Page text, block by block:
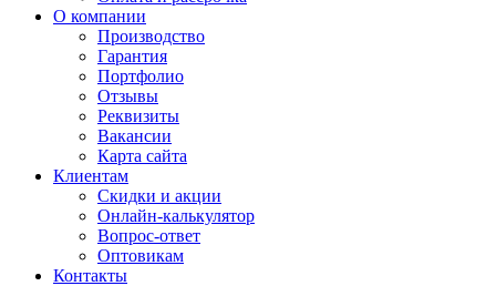
О компании
Производство
Гарантия
Портфолио
Отзывы
Реквизиты
Вакансии
Карта сайта
Клиентам
Скидки и акции
Онлайн-калькулятор
Вопрос-ответ
Оптовикам
Контакты